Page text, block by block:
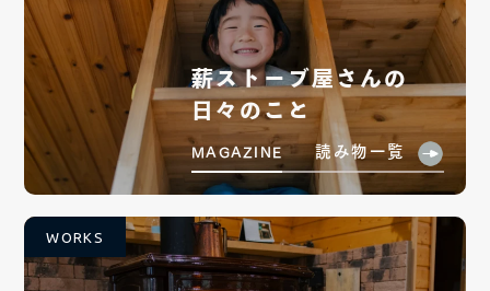
薪ストーブ屋さんの
日々のこと
MAGAZINE 読み物一覧
WORKS